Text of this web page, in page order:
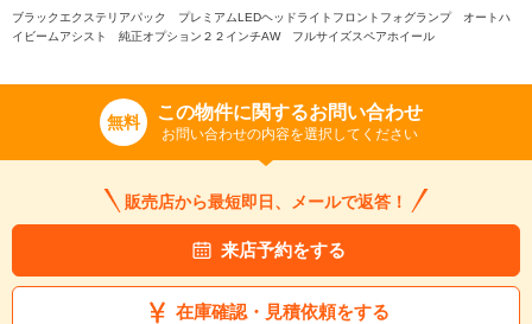
ブラックエクステリアパック プレミアムLEDヘッドライトフロントフォグランプ オートハ
イビームアシスト 純正オプション２２インチAW フルサイズスペアホイール
無料 この物件に関するお問い合わせ
お問い合わせの内容を選択してください
販売店から最短即日、メールで返答！
来店予約をする
在庫確認・見積依頼をする